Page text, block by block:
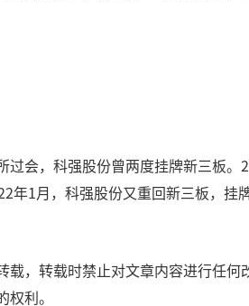
过会，科强股份曾两度挂牌新三板
年1月，科强股份又重回新三板，
载，转载时禁止对文章内容进行任
利。